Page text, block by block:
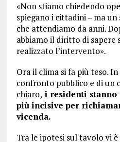
«Non stiamo chiedendo
spiegano i cittadini – ma un
che attendiamo da anni.
abbiamo il diritto di sapere
realizzato l’intervento».
Ora il clima si fa più teso. In
confronto pubblico e di un
chiaro, i residenti
più incisive per
vicenda.
Tra le ipotesi sul tavolo vi è